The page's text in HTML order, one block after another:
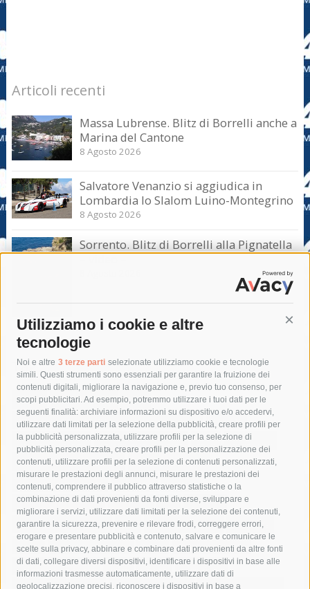
Utilizziamo i cookie e altre
tecnologie
Noi e altre 3 terze parti selezionate utilizziamo cookie e tecnologie
simili. Questi strumenti sono essenziali per garantire la fruizione dei
contenuti digitali, migliorare la navigazione e, previo tuo consenso, per
scopi pubblicitari. Ad esempio, potremmo utilizzare i tuoi dati per le
seguenti finalità: archiviare informazioni su dispositivo e/o accedervi,
utilizzare dati limitati per la selezione della pubblicità, creare profili per
la pubblicità personalizzata, utilizzare profili per la selezione di
pubblicità personalizzata, creare profili per la personalizzazione dei
contenuti, utilizzare profili per la selezione di contenuti personalizzati,
misurare le prestazioni degli annunci, misurare le prestazioni dei
contenuti, comprendere il pubblico attraverso statistiche o la
combinazione di dati provenienti da fonti diverse, sviluppare e
migliorare i servizi, utilizzare dati limitati per la selezione dei contenuti,
garantire la sicurezza, prevenire e rilevare frodi, correggere errori,
erogare e presentare pubblicità e contenuto, salvare e comunicare le
scelte sulla privacy, abbinare e combinare dati provenienti da altre fonti
di dati, collegare diversi dispositivi, identificare i dispositivi in base alle
informazioni trasmesse automaticamente, utilizzare dati di
geolocalizzazione precisi, riconoscere i dispositivi in base a
Articoli recenti
Massa Lubrense. Blitz di Borrelli anche a
Marina del Cantone
8 Agosto 2026
Salvatore Venanzio si aggiudica in
Lombardia lo Slalom Luino-Montegrino
8 Agosto 2026
Sorrento. Blitz di Borrelli alla Pignatella
– video –
Tag
acqua allerta meteo
anas
area marina protetta di punta campanella
arresto
Asl Napoli 3 sud
capitaneria di porto capri
carabinieri
castellammare di stabia
circumvesuviana
comune di sorrento
concerto
contagi
costiera amalfitana
covid-19 eav
elezioni
fondazione sorrento
gori guardia costiera
incidente
lavori
lorenzo balducelli mare
massa lubrense
massimo coppola
Meta napoli
ordinanza
penisola sorrentina
piano di sorrento polizia municipale